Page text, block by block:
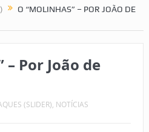
O “MOLINHAS” – POR JOÃO DE
– Por João de
(SLIDER) NOTÍCIAS